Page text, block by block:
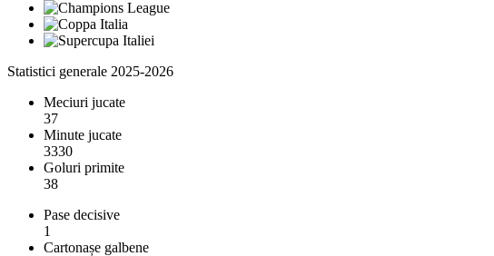
Statistici generale 2025-2026
Meciuri jucate
37
Minute jucate
3330
Goluri primite
38
Pase decisive
1
Cartonașe galbene